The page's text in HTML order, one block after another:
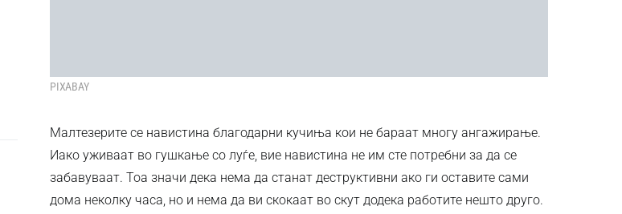
PIXABAY
Малтезерите се навистина благодарни кучиња кои не бараат многу ангажирање.
Иако уживаат во гушкање со луѓе, вие навистина не им сте потребни за да се
забавуваат. Тоа значи дека нема да станат деструктивни ако ги оставите сами
дома неколку часа, но и нема да ви скокаат во скут додека работите нешто друго.